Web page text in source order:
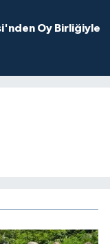
Oy Birliğiyle